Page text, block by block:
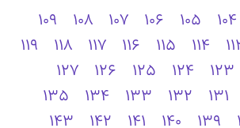
104
105
106
107
108
109
114
115
116
117
118
119
123
124
125
126
127
131
132
133
134
135
139
140
141
142
143